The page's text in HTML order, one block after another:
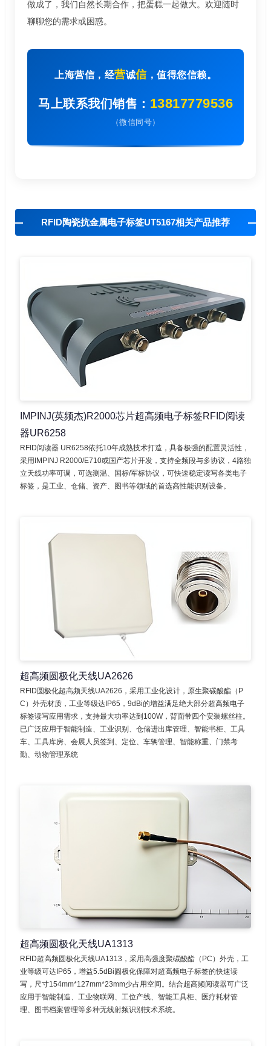
做成了，我们自然长期合作，把蛋糕一起做大。欢迎随时
聊聊您的需求或困惑。
上海营信，经营诚信，值得您信赖。
马上联系我们销售： 13817779536
（微信同号）
RFID陶瓷抗金属电子标签UT5167相关产品推荐
IMPINJ(英频杰)R2000芯片超高频电子标签RFID阅读
器UR6258
RFID阅读器 UR6258依托10年成熟技术打造，具备极强的配置灵活性，
采用IMPINJ R2000/E710或国产芯片开发，支持全频段与多协议，4路独
立天线功率可调，可选测温、国标/军标协议，可快速稳定读写各类电子
标签，是工业、仓储、资产、图书等领域的首选高性能识别设备。
超高频圆极化天线UA2626
RFID圆极化超高频天线UA2626，采用工业化设计，原生聚碳酸酯（P
C）外壳材质，工业等级达IP65，9dBi的增益满足绝大部分超高频电子
标签读写应用需求，支持最大功率达到100W，背面带四个安装螺丝柱。
已广泛应用于智能制造、工业识别、仓储进出库管理、智能书柜、工具
车、工具库房、会展人员签到、定位、车辆管理、智能称重、门禁考
勤、动物管理系统
超高频圆极化天线UA1313
RFID超高频圆极化天线UA1313，采用高强度聚碳酸酯（PC）外壳，工
业等级可达IP65，增益5.5dBi圆极化保障对超高频电子标签的快速读
写，尺寸154mm*127mm*23mm少占用空间。结合超高频阅读器可广泛
应用于智能制造、工业物联网、工位产线、智能工具柜、医疗耗材管
理、图书档案管理等多种无线射频识别技术系统。